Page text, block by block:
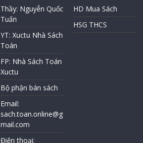
Thầy: Nguyễn Quốc
Tuấn
YT: Xuctu Nhà Sách
Toán
FP: Nhà Sách Toán
Xuctu
Bộ phận bán sách
Email:
sach.toan.online@g
mail.com
Điện thoại:
HD Mua Sách
HSG THCS